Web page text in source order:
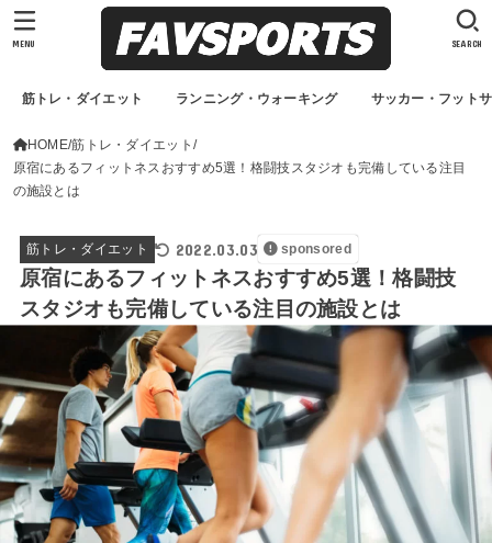
筋トレ・ダイエット ランニング・ウォーキング サッカー・フット
SEARCH
MENU
HOME 筋トレ・ダイエット
原宿にあるフィットネスおすすめ5選！格闘技スタジオも完備している注目
の施設とは
筋トレ・ダイエット 2022.03.03 sponsored
原宿にあるフィットネスおすすめ5選！格闘技
スタジオも完備している注目の施設とは